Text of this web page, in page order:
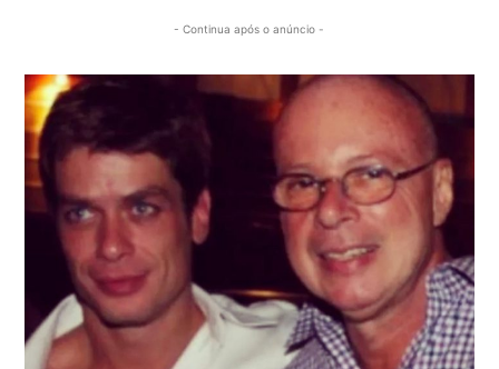
- Continua após o anúncio -